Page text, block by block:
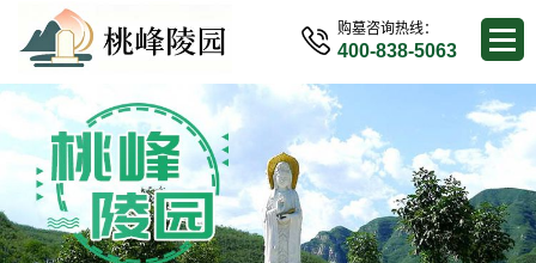
购墓咨询热线：
400-838-5063